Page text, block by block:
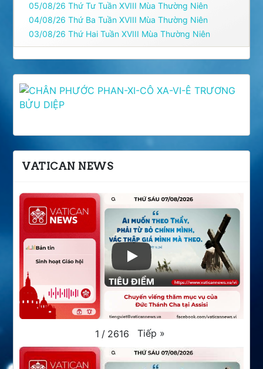
05/08/26 Thứ Tư Tuần XVIII Mùa Thường Niên
04/08/26 Thứ Ba Tuần XVIII Mùa Thường Niên
03/08/26 Thứ Hai Tuần XVIII Mùa Thường Niên
VATICAN NEWS
1 / 2616 Tiếp »